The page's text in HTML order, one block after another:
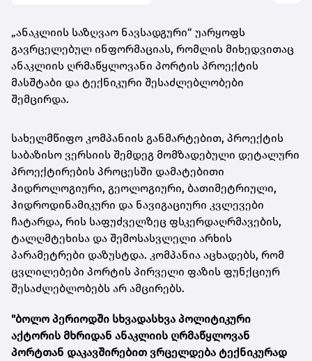
„ანაკლიის საზღვაო ნავსადგური“ უარყოფს
გავრცელებულ ინფორმაციას, რომლის მიხედვითაც
ანაკლიის ღრმაწყლოვანი პორტის პროექტის
მასშტაბი და ტექნიკური შესაძლებლობები
შემცირდა.
სახელმწიფო კომპანიის განმარტებით, პროექტის
საბაზისო ვერსიის შემდეგ მომზადებული დეტალური
პროექტირების პროცესში დამატებითი
ჰიდროლოგიური, გეოლოგიური, ბათიმეტრიული,
ჰიდროდინამიკური და ნავიგაციური კვლევები
ჩატარდა, რის საფუძველზეც ფსკერდაღრმავების,
ტალღმტეხისა და შემოსასვლელი არხის
პარამეტრები დაზუსტდა. კომპანია აცხადებს, რომ
ცვლილებები პორტის პირველი ფაზის ფუნქციურ
შესაძლებლობებს არ ამცირებს.
"ბოლო პერიოდში სხვადასხვა პოლიტიკური
აქტორის მხრიდან ანაკლიის ღრმაწყლოვან
პორტთან დაკავშირებით ვრცელდება ტექნიკურად